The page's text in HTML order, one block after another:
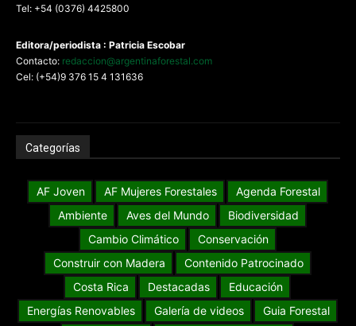
Tel: +54 (0376) 4425800
Editora/periodista : Patricia Escobar
Contacto: redaccion@argentinaforestal.com
Cel: (+54)9 376 15 4 131636
Categorías
AF Joven AF Mujeres Forestales
Agenda Forestal
Ambiente
Aves del Mundo
Biodiversidad
Cambio Climático
Conservación
Construir con Madera
Contenido Patrocinado
Costa Rica
Destacadas
Educación
Energías Renovables
Galería de videos
Guia Forestal